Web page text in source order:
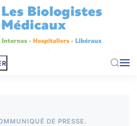
DE PRESSE.